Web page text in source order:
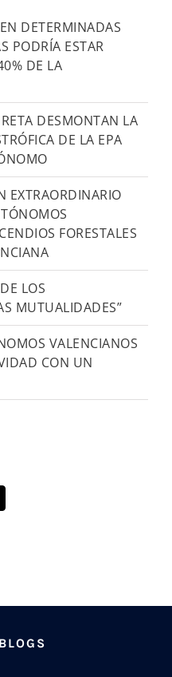
DETERMINADAS
PODRÍA ESTAR
DE LA
DESMONTAN LA
DE LA EPA
EXTRAORDINARIO
FORESTALES
LOS
MUTUALIDADES”
VALENCIANOS
CON UN